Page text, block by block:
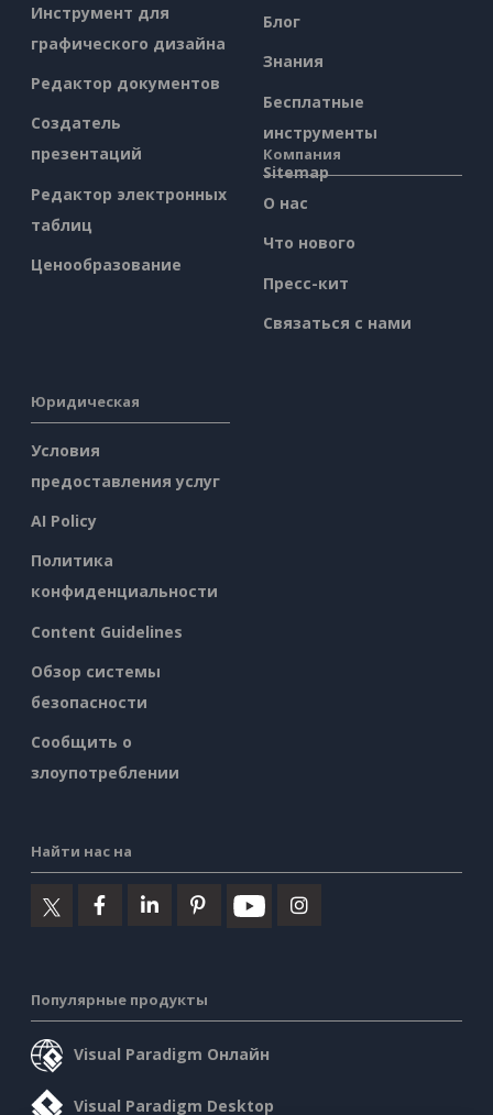
Инструмент для
графического дизайна
Редактор документов
Создатель
презентаций
Редактор электронных
таблиц
Ценообразование
Блог
Знания
Бесплатные
инструменты
Sitemap
Компания
О нас
Что нового
Пресс-кит
Связаться с нами
Юридическая
Условия
предоставления услуг
AI Policy
Политика
конфиденциальности
Content Guidelines
Обзор системы
безопасности
Сообщить о
злоупотреблении
Найти нас на
Популярные продукты
Visual Paradigm Онлайн
Visual Paradigm Desktop